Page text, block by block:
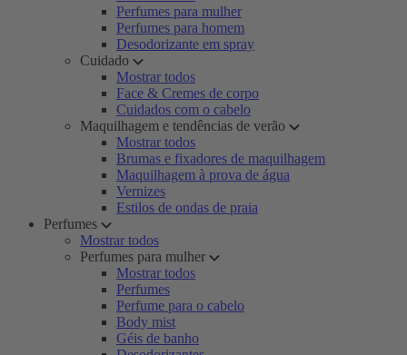
Perfumes para mulher
Perfumes para homem
Desodorizante em spray
Cuidado
Mostrar todos
Face & Cremes de corpo
Cuidados com o cabelo
Maquilhagem e tendências de verão
Mostrar todos
Brumas e fixadores de maquilhagem
Maquilhagem à prova de água
Vernizes
Estilos de ondas de praia
Perfumes
Mostrar todos
Perfumes para mulher
Mostrar todos
Perfumes
Perfume para o cabelo
Body mist
Géis de banho